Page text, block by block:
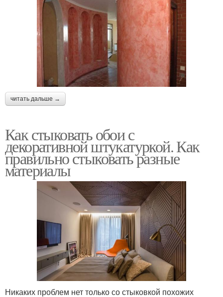
читать дальше →
Как стыковать обои с
декоративной штукатуркой. Как
правильно стыковать разные
материалы
Никаких проблем нет только со стыковкой похожих